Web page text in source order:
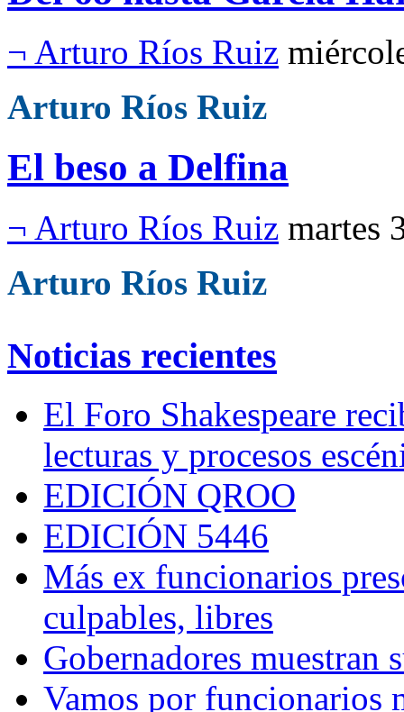
¬ Arturo Ríos Ruiz
Arturo Ríos Ruiz
El beso a Delfina
¬ Arturo Ríos Ruiz martes
Arturo Ríos Ruiz
Noticias recientes
El Foro Shakespeare
lecturas y procesos
EDICIÓN QROO
EDICIÓN 5446
Más ex funcionarios
culpables, libres
Gobernadores muestran
Vamos por funcionarios